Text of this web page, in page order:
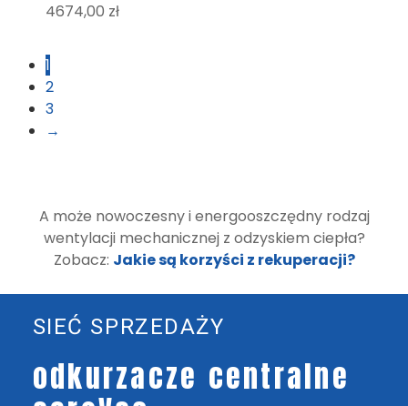
4674,00 zł
1
2
3
→
A może nowoczesny i energooszczędny rodzaj
wentylacji mechanicznej z odzyskiem ciepła?
Zobacz: Jakie są korzyści z rekuperacji?
SIEĆ SPRZEDAŻY
odkurzacze centralne